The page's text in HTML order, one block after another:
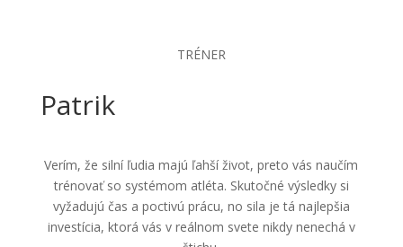
TRÉNER
Patrik
Verím, že silní ľudia majú ľahší život, preto vás naučím
trénovať so systémom atléta. Skutočné výsledky si
vyžadujú čas a poctivú prácu, no sila je tá najlepšia
investícia, ktorá vás v reálnom svete nikdy nenechá v